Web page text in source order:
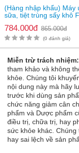
hương vị rất thơm ngon,
biệt là sử dụng cho
bạn có thể thưởng thức
Câu hỏi 2: Bảo quản
Sản phẩm nước cốt
của Nhật Bản đã được
dụng bạn chỉ cần bảo
thể bảo quản trong tủ
nóng như cạnh bếp
trực tiếp. Không nên
cần sử dụng dụng cụ
em động vào sản
chất lượng bên trong.
ở ngăn mát.
(Hàng nhập khẩu) Máy
sữa, tiệt trùng sấy khô
784.000đ 865.000đ
(0 đánh giá)
Miễn trừ trách nhiệm:
tham khảo và không
khỏe. Chúng tôi
nội dung này mà hãy
trước khi dùng sản
chức năng giảm cân
phẩm và Dược phẩm
điều trị, chữa trị, hay
sức khỏe khác.
hay sai lệch về sản